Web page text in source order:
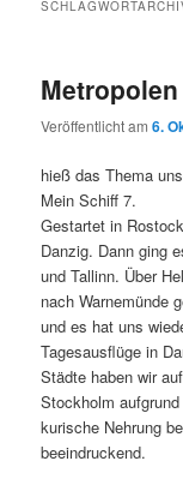
Veröffentlicht am6.
hieß das Thema
Mein Schiff 7.
Gestartet in
Danzig. Dann ging
und Tallinn. Über
nach Warnemünde
und es hat uns
Tagesausflüge in
Städte haben wir
Stockholm
kurische Nehrung
beeindruckend.